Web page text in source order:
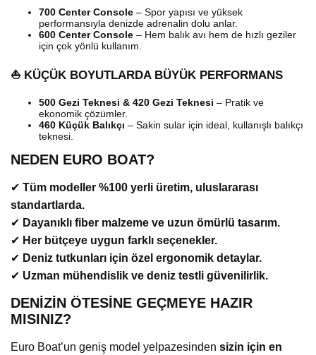
700 Center Console – Spor yapısı ve yüksek
performansıyla denizde adrenalin dolu anlar.
600 Center Console – Hem balık avı hem de hızlı geziler
için çok yönlü kullanım.
⛵ KÜÇÜK BOYUTLARDA BÜYÜK PERFORMANS
500 Gezi Teknesi & 420 Gezi Teknesi – Pratik ve
ekonomik çözümler.
460 Küçük Balıkçı – Sakin sular için ideal, kullanışlı balıkçı
teknesi.
NEDEN EURO BOAT?
✔ Tüm modeller %100 yerli üretim, uluslararası
standartlarda.
✔ Dayanıklı fiber malzeme ve uzun ömürlü tasarım.
✔ Her bütçeye uygun farklı seçenekler.
✔ Deniz tutkunları için özel ergonomik detaylar.
✔ Uzman mühendislik ve deniz testli güvenilirlik.
DENİZİN ÖTESİNE GEÇMEYE HAZIR
MISINIZ?
Euro Boat’un geniş model yelpazesinden sizin için en